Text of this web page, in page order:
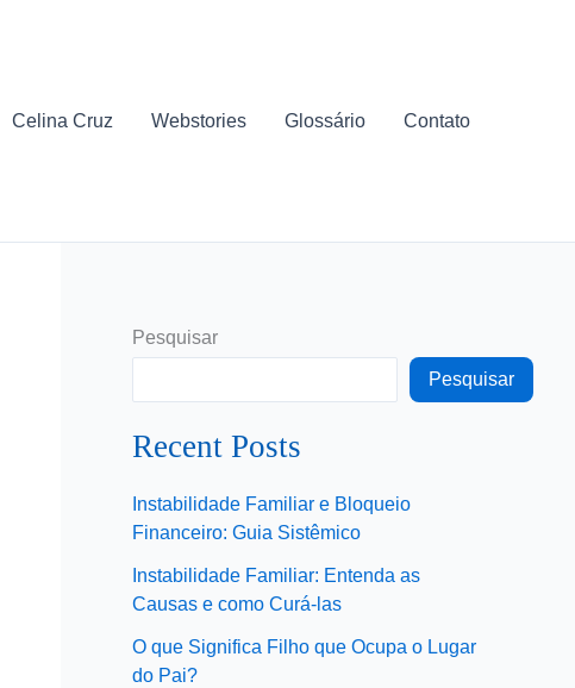
Celina Cruz Webstories Glossário Contato
Pesquisar
Pesquisar
Recent Posts
Instabilidade Familiar e Bloqueio
Financeiro: Guia Sistêmico
Instabilidade Familiar: Entenda as
Causas e como Curá-las
O que Significa Filho que Ocupa o Lugar
do Pai?